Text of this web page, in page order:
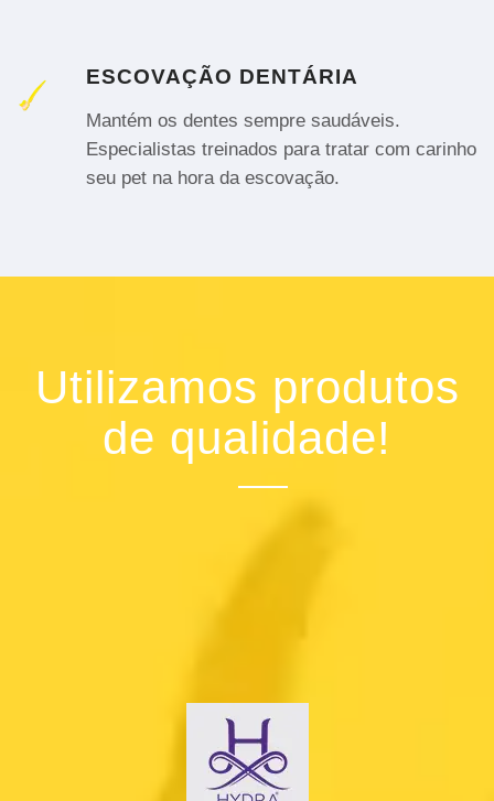
ESCOVAÇÃO DENTÁRIA
Mantém os dentes sempre saudáveis.
Especialistas treinados para tratar com carinho
seu pet na hora da escovação.
Utilizamos produtos
de qualidade!